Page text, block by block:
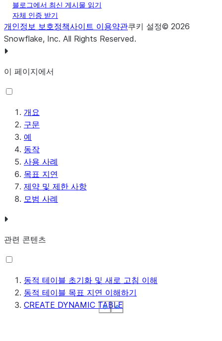
Show less
See moreShow less
See moreShow less
See moreShow less
See moreShow less
See more
블로그에서 최신 게시물 읽기
자체 인증 받기
개인정보 보호정책사이트 이용약관쿠키 설정© 2026
Snowflake, Inc. All Rights Reserved.
이 페이지에서
개요
구문
예
동작
사용 사례
목표 지연
제약 및 제한 사항
모범 사례
관련 콘텐츠
동적 테이블 초기화 및 새로 고침 이해
동적 테이블 목표 지연 이해하기
CREATE DYNAMIC TABLE